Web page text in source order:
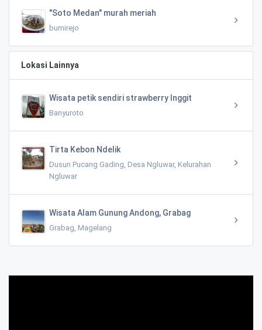
"Soto Medan" murah meriah
bumirejo
Lokasi Lainnya
Wisata petik sendiri strawberry Inggit
Banyuroto
Tirta Kebon Ndelik
Dusun Pucang Gading, Desa Ngluwar, Kelurahan
Ngluwar
Wisata Alam Gunung Andong, Grabag
Grabag, Magelang